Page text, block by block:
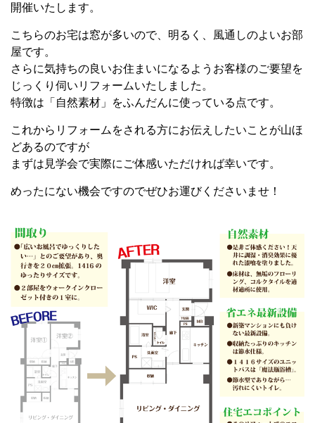
開催いたします。
こちらのお宅は窓が多いので、 明るく、風通しのよいお部
屋です。
さらに気持ちの良いお住まいになるよう お客様のご要望を
じっくり伺い リフォームいたしました。
特徴は「自然素材」をふんだんに使っている点です。
これからリフォームをされる方にお伝えしたいことが山ほ
どあるのですが
まずは見学会で実際にご体感いただければ幸いです。
めったにない機会ですのでぜひお運びくださいませ！